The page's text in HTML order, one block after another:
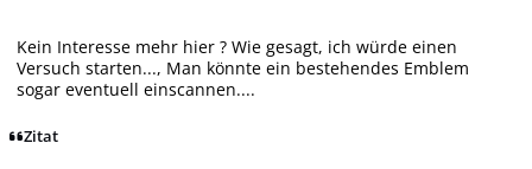
Kein Interesse mehr hier ? Wie gesagt, ich würde einen
Versuch starten..., Man könnte ein bestehendes Emblem
sogar eventuell einscannen....
Zitat